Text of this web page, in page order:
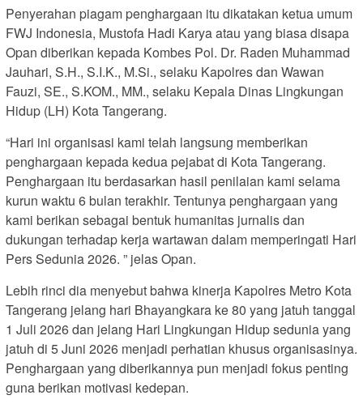
Penyerahan piagam penghargaan itu dikatakan ketua umum
FWJ Indonesia, Mustofa Hadi Karya atau yang biasa disapa
Opan diberikan kepada Kombes Pol. Dr. Raden Muhammad
Jauhari, S.H., S.I.K., M.Si., selaku Kapolres dan Wawan
Fauzi, SE., S.KOM., MM., selaku Kepala Dinas Lingkungan
Hidup (LH) Kota Tangerang.
“Hari ini organisasi kami telah langsung memberikan
penghargaan kepada kedua pejabat di Kota Tangerang.
Penghargaan itu berdasarkan hasil penilaian kami selama
kurun waktu 6 bulan terakhir. Tentunya penghargaan yang
kami berikan sebagai bentuk humanitas jurnalis dan
dukungan terhadap kerja wartawan dalam memperingati Hari
Pers Sedunia 2026. ” jelas Opan.
Lebih rinci dia menyebut bahwa kinerja Kapolres Metro Kota
Tangerang jelang hari Bhayangkara ke 80 yang jatuh tanggal
1 Juli 2026 dan jelang Hari Lingkungan Hidup sedunia yang
jatuh di 5 Juni 2026 menjadi perhatian khusus organisasinya.
Penghargaan yang diberikannya pun menjadi fokus penting
guna berikan motivasi kedepan.